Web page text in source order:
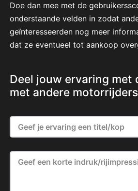
Doe dan mee met de
onderstaande velden in zodat
geïnteresseerden nog meer
dat ze eventueel tot aankoop
Deel jouw ervaring met
met andere motorrijders